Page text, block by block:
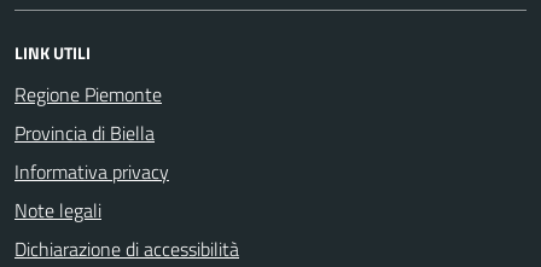
LINK UTILI
Regione Piemonte
Provincia di Biella
Informativa privacy
Note legali
Dichiarazione di accessibilità